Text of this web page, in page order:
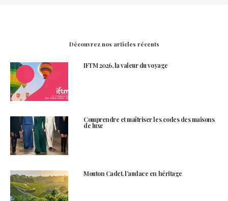
Découvrez nos articles récents
IFTM 2026, la valeur du voyage
Comprendre et maîtriser les codes des maisons
de luxe
Mouton Cadet, l’audace en héritage